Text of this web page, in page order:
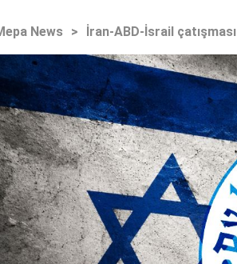
News > İran-ABD-İsrail çatışması